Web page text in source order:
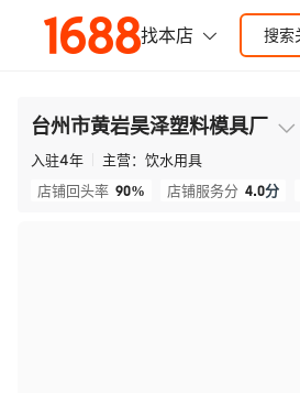
台州市黄岩昊泽塑料模具厂
入驻4年 主营： 饮水用具
店铺回头率 90% 店铺服务分 4.0分